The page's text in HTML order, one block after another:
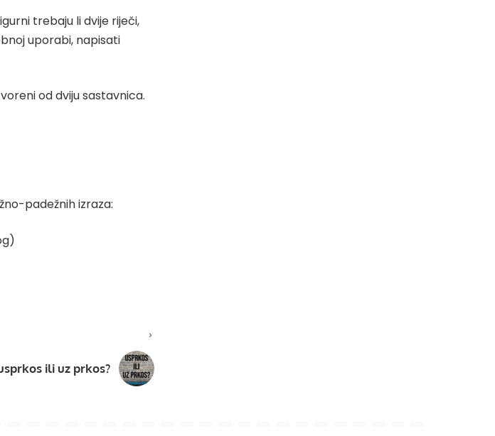
trebaju li dvije riječi,
uporabi, napisati
od dviju sastavnica.
padežnih izraza:
ili uz prkos?